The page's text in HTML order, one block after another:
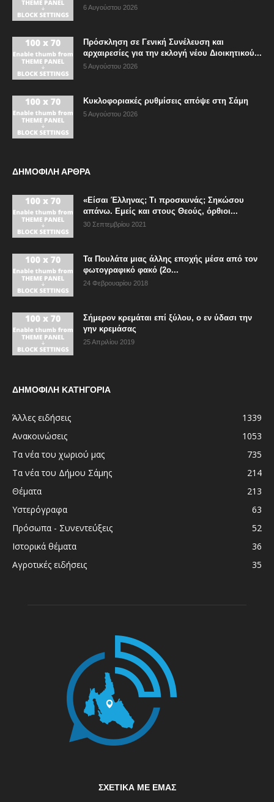
6 Αυγούστου 2026
Πρόσκληση σε Γενική Συνέλευση και
αρχαιρεσίες για την εκλογή νέου Διοικητικού...
5 Αυγούστου 2026
Κυκλοφοριακές ρυθμίσεις απόψε στη Σάμη
5 Αυγούστου 2026
ΔΗΜΟΦΙΛΗ ΑΡΘΡΑ
«Είσαι Έλληνας; Τι προσκυνάς; Σηκώσου
απάνω. Εμείς και στους Θεούς, όρθιοι...
30 Σεπτεμβρίου 2021
Τα Πουλάτα μιας άλλης εποχής μέσα από τον
φωτογραφικό φακό (2ο...
24 Φεβρουαρίου 2018
Σήμερον κρεμάται επί ξύλου, ο εν ύδασι την
γην κρεμάσας
25 Απριλίου 2019
ΔΗΜΟΦΙΛΗ ΚΑΤΗΓΟΡΙΑ
Άλλες ειδήσεις
1339
Ανακοινώσεις
1053
Τα νέα του χωριού μας
735
Τα νέα του Δήμου Σάμης
214
Θέματα
213
Υστερόγραφα
63
Πρόσωπα - Συνεντεύξεις
52
Ιστορικά θέματα
36
Αγροτικές ειδήσεις
35
ΣΧΕΤΙΚΆ ΜΕ ΕΜΆΣ